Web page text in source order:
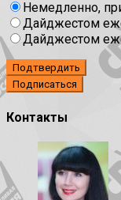
Немедленно,
Дайджестом
Дайджестом
Подтвердить
Контакты